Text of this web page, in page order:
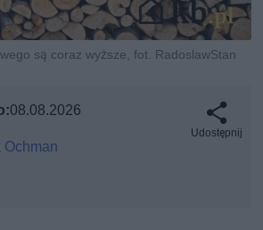
są coraz wyższe, fot. RadoslawStan
08.08.2026
Ochman
Udostępnij